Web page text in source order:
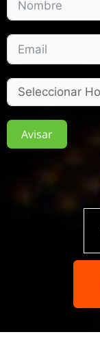
Avisar